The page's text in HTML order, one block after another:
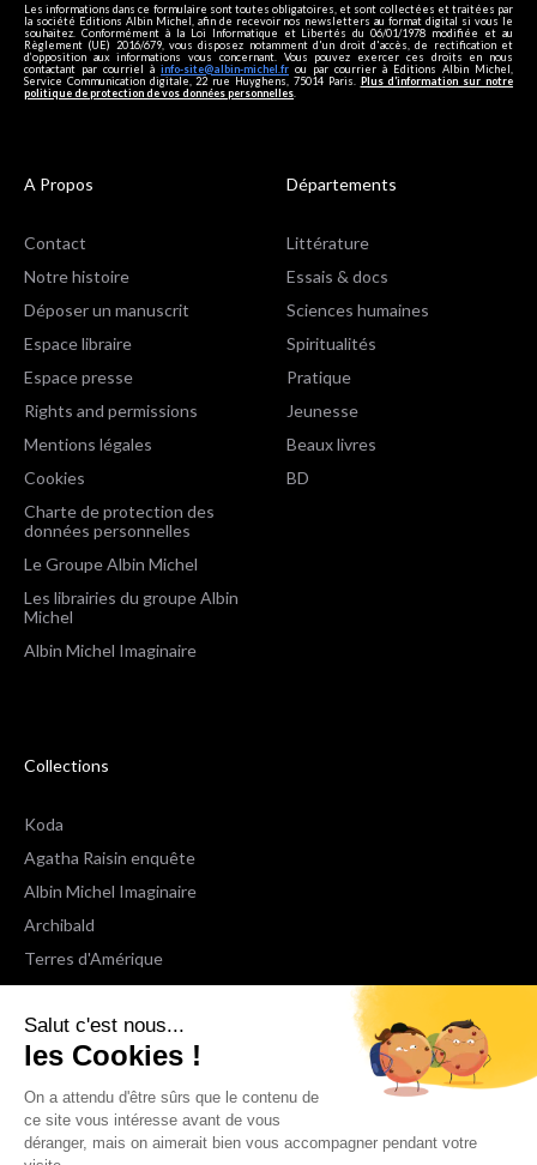
Salut c'est nous...
les Cookies !
On a attendu d'être sûrs que le contenu de
ce site vous intéresse avant de vous
déranger, mais on aimerait bien vous accompagner pendant votre
Les informations dans ce formulaire sont toutes obligatoires, et sont collectées et traitées par
la société Editions Albin Michel, afin de recevoir nos newsletters au format digital si vous le
souhaitez. Conformément à la Loi Informatique et Libertés du 06/01/1978 modifiée et au
Règlement (UE) 2016/679, vous disposez notamment d'un droit d'accès, de rectification et
d’opposition aux informations vous concernant. Vous pouvez exercer ces droits en nous
contactant par courriel à info-site@albin-michel.fr ou par courrier à Editions Albin Michel,
Service Communication digitale, 22 rue Huyghens, 75014 Paris. Plus d’information sur notre
politique de protection de vos données personnelles
A Propos
Contact
Notre histoire
Déposer un manuscrit
Espace libraire
Espace presse
Rights and permissions
Mentions légales
Cookies
Charte de protection des
données personnelles
Le Groupe Albin Michel
Les librairies du groupe Albin
Michel
Albin Michel Imaginaire
Départements
Littérature
Essais & docs
Sciences humaines
Spiritualités
Pratique
Jeunesse
Beaux livres
BD
Collections
Koda
Agatha Raisin enquête
Albin Michel Imaginaire
Archibald
Terres d'Amérique
Espaces Libres Poche
NOX
Wiz
Voir toutes les collections
Nous suivre